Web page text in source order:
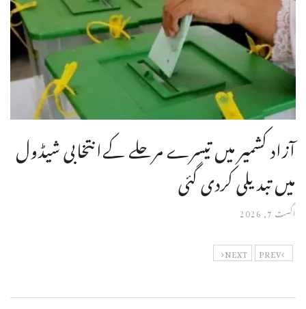
آزاد کشمیر میں تیسرے مرحلے کےانتخابی شیڈول
میں تبدیلی کردی گئی
اگست 7, 2026
PREV
NEXT